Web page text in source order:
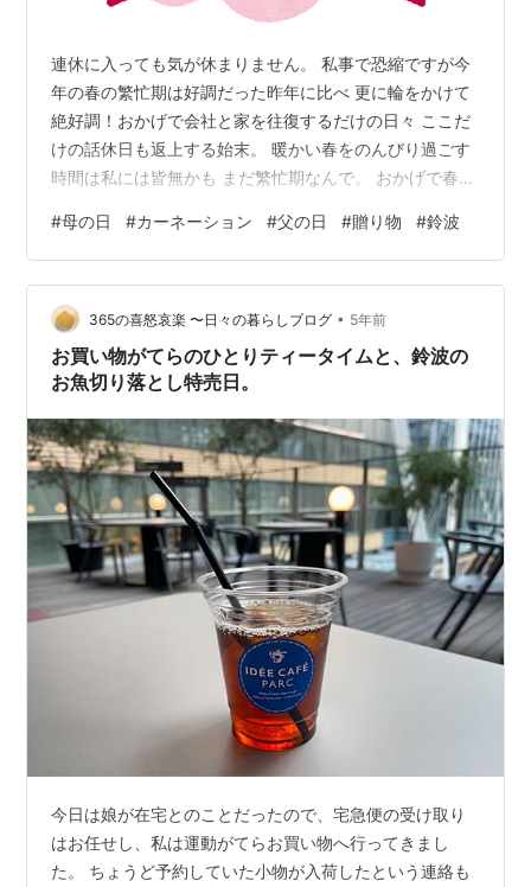
連休に入っても気が休まりません。 私事で恐縮ですが今
年の春の繁忙期は好調だった昨年に比べ 更に輪をかけて
絶好調！おかげで会社と家を往復するだけの日々 ここだ
けの話休日も返上する始末。 暖かい春をのんびり過ごす
時間は私には皆無かも まだ繁忙期なんで。 おかげで春の
給料が大幅アップするわけじゃないからかなしー🤣よの
なかそんなもん。 まっ会社は安泰、社員はみんな元気で
よかったよかった、ということで。 母の日にカーネーシ
ョンはなぜ？🌺 お花もいいけど●●●もね💗 ようこそ無
限ループへ 結局、ワタシは・・・ 母の日にカーネーショ
ンはなぜ？🌺 しかし、こん…
#母の日 #カーネーション #父の日 #贈り物 #鈴波
365の喜怒哀楽 〜日々の暮らしブログ • 5年前
お買い物がてらのひとりティータイムと、鈴波の
お魚切り落とし特売日。
今日は娘が在宅とのことだったので、宅急便の受け取り
はお任せし、私は運動がてらお買い物へ行ってきまし
た。 ちょうど予約していた小物が入荷したという連絡も